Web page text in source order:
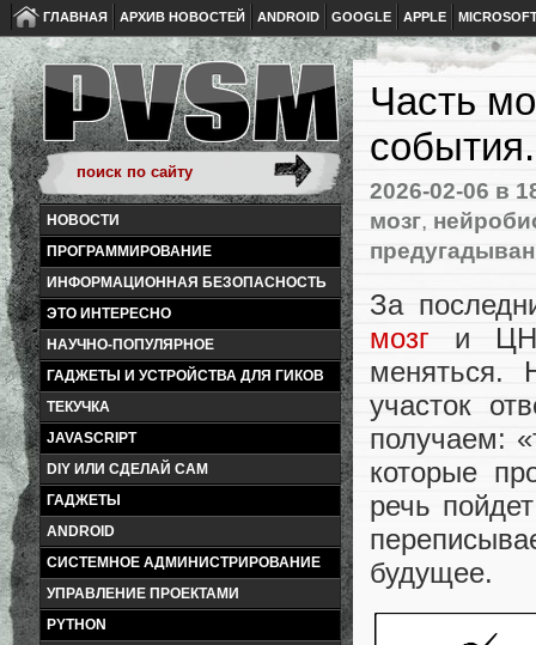
ГЛАВНАЯ АРХИВ НОВОСТЕЙ ANDROID GOOGLE APPLE
НОВОСТИ
ПРОГРАММИРОВАНИЕ
ИНФОРМАЦИОННАЯ БЕЗОПАСНОСТЬ
ЭТО ИНТЕРЕСНО
НАУЧНО-ПОПУЛЯРНОЕ
ГАДЖЕТЫ И УСТРОЙСТВА ДЛЯ ГИКОВ
ТЕКУЧКА
JAVASCRIPT
DIY ИЛИ СДЕЛАЙ САМ
ГАДЖЕТЫ
ANDROID
СИСТЕМНОЕ АДМИНИСТРИРОВАНИЕ
УПРАВЛЕНИЕ ПРОЕКТАМИ
PYTHON
Часть
2026-02-06 в
мозг,
За
мозг и
меняться.
участок
получаем:
которые
речь
будущее.